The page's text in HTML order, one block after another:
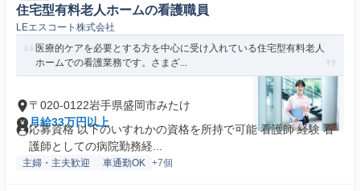
住宅型有料老人ホームの看護職員
LEエスコート株式会社
医療的ケアを必要とする方を中心に受け入れている住宅型有料老人
ホームでの看護業務です。さまざ...
〒020-0122岩手県盛岡市みたけ
月給33万円以上
応募資格 以下のいすれかの資格を所持で可能 看護師 経験 看
護師としての病院勤務経...
主婦・主夫歓迎 車通勤OK +7個